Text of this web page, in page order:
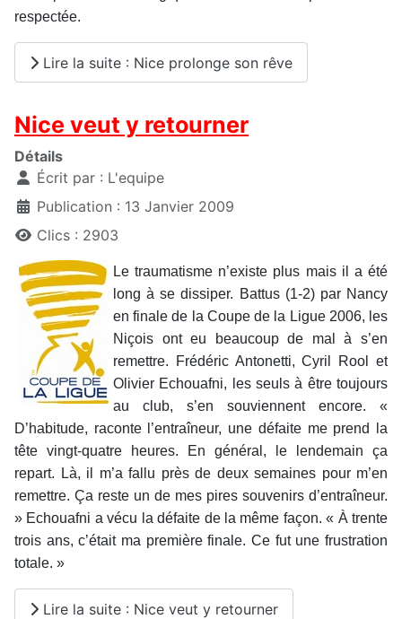
respectée.
Lire la suite : Nice prolonge son rêve
Nice veut y retourner
Détails
Écrit par : L'equipe
Publication : 13 Janvier 2009
Clics : 2903
Le traumatisme n’existe plus mais il a été
long à se dissiper. Battus (1-2) par Nancy
en finale de la Coupe de la Ligue 2006, les
Niçois ont eu beaucoup de mal à s’en
remettre. Frédéric Antonetti, Cyril Rool et
Olivier Echouafni, les seuls à être toujours
au club, s’en souviennent encore. «
D’habitude, raconte l’entraîneur, une défaite me prend la
tête vingt-quatre heures. En général, le lendemain ça
repart. Là, il m’a fallu près de deux semaines pour m’en
remettre. Ça reste un de mes pires souvenirs d’entraîneur.
» Echouafni a vécu la défaite de la même façon. « À trente
trois ans, c’était ma première finale. Ce fut une frustration
totale. »
Lire la suite : Nice veut y retourner